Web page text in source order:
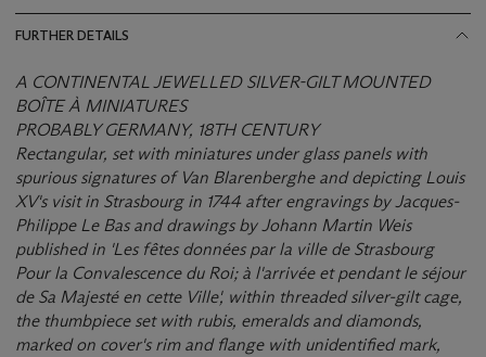
FURTHER DETAILS
A CONTINENTAL JEWELLED SILVER-GILT MOUNTED
BOÎTE À MINIATURES
PROBABLY GERMANY, 18TH CENTURY
Rectangular, set with miniatures under glass panels with
spurious signatures of Van Blarenberghe and depicting Louis
XV's visit in Strasbourg in 1744 after engravings by Jacques-
Philippe Le Bas and drawings by Johann Martin Weis
published in 'Les fêtes données par la ville de Strasbourg
Pour la Convalescence du Roi; à l'arrivée et pendant le séjour
de Sa Majesté en cette Ville', within threaded silver-gilt cage,
the thumbpiece set with rubis, emeralds and diamonds,
marked on cover's rim and flange with unidentified mark,